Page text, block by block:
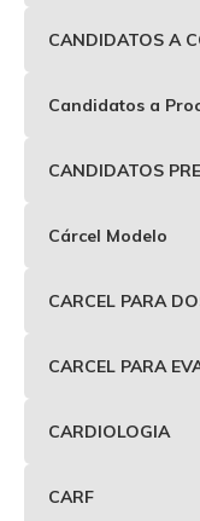
CANDIDATOS A
Candidatos a
CANDIDATOS
Cárcel Modelo
CARCEL PARA
CARCEL PARA
CARDIOLOGIA
CARF